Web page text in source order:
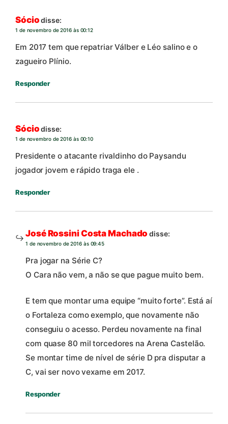
Sócio disse:
1 de novembro de 2016 às 00:12
Em 2017 tem que repatriar Válber e Léo salino e o
zagueiro Plínio.
Responder
Sócio disse:
1 de novembro de 2016 às 00:10
Presidente o atacante rivaldinho do Paysandu
jogador jovem e rápido traga ele .
Responder
José Rossini Costa Machado disse:
1 de novembro de 2016 às 09:45
Pra jogar na Série C?
O Cara não vem, a não se que pague muito bem.
E tem que montar uma equipe “muito forte”. Está aí
o Fortaleza como exemplo, que novamente não
conseguiu o acesso. Perdeu novamente na final
com quase 80 mil torcedores na Arena Castelão.
Se montar time de nível de série D pra disputar a
C, vai ser novo vexame em 2017.
Responder